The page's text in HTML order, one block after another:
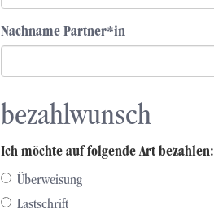
Nachname Partner*in
bezahlwunsch
Ich möchte auf folgende Art bezahlen:
Überweisung
Lastschrift